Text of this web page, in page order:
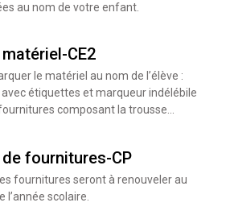
au nom de votre enfant.
CE2
le matériel au nom de l’élève :
étiquettes et marqueur indélébile
composant la trousse...
fournitures-CP
fournitures seront à renouveler au
l’année scolaire.